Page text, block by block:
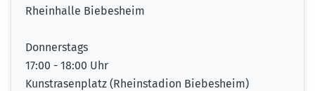
Rheinhalle Biebesheim
Donnerstags
17:00 - 18:00 Uhr
Kunstrasenplatz (Rheinstadion Biebesheim)